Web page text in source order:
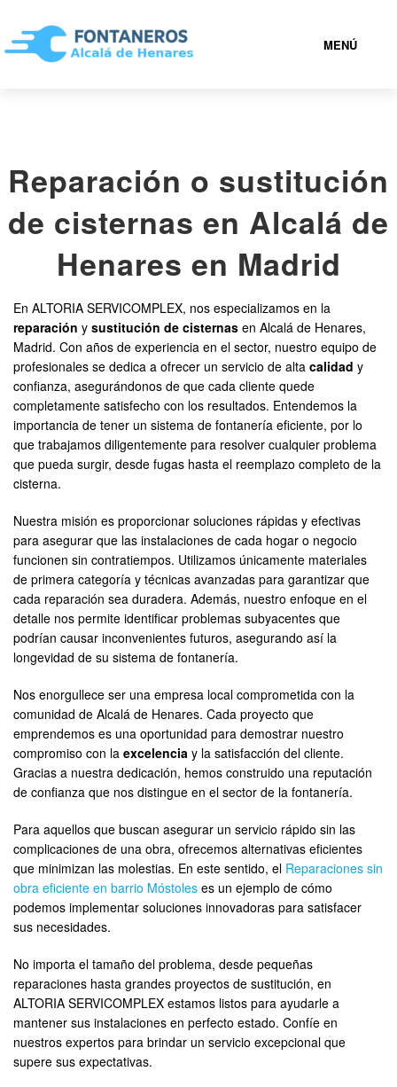
MENÚ
FONTANEROS ALCALÁ DE HENARES BARATOS
SERVICIOS
CONTACTAR
Reparación o sustitución
de cisternas en Alcalá de
Henares en Madrid
En ALTORIA SERVICOMPLEX, nos especializamos en la
reparación y sustitución de cisternas en Alcalá de Henares,
Madrid. Con años de experiencia en el sector, nuestro equipo de
profesionales se dedica a ofrecer un servicio de alta calidad y
confianza, asegurándonos de que cada cliente quede
completamente satisfecho con los resultados. Entendemos la
importancia de tener un sistema de fontanería eficiente, por lo
que trabajamos diligentemente para resolver cualquier problema
que pueda surgir, desde fugas hasta el reemplazo completo de la
cisterna.
Nuestra misión es proporcionar soluciones rápidas y efectivas
para asegurar que las instalaciones de cada hogar o negocio
funcionen sin contratiempos. Utilizamos únicamente materiales
de primera categoría y técnicas avanzadas para garantizar que
cada reparación sea duradera. Además, nuestro enfoque en el
detalle nos permite identificar problemas subyacentes que
podrían causar inconvenientes futuros, asegurando así la
longevidad de su sistema de fontanería.
Nos enorgullece ser una empresa local comprometida con la
comunidad de Alcalá de Henares. Cada proyecto que
emprendemos es una oportunidad para demostrar nuestro
compromiso con la excelencia y la satisfacción del cliente.
Gracias a nuestra dedicación, hemos construido una reputación
de confianza que nos distingue en el sector de la fontanería.
Para aquellos que buscan asegurar un servicio rápido sin las
complicaciones de una obra, ofrecemos alternativas eficientes
que minimizan las molestias. En este sentido, el Reparaciones sin
obra eficiente en barrio Móstoles es un ejemplo de cómo
podemos implementar soluciones innovadoras para satisfacer
sus necesidades.
No importa el tamaño del problema, desde pequeñas
reparaciones hasta grandes proyectos de sustitución, en
ALTORIA SERVICOMPLEX estamos listos para ayudarle a
mantener sus instalaciones en perfecto estado. Confíe en
nuestros expertos para brindar un servicio excepcional que
supere sus expectativas.